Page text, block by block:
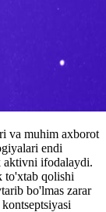
va muhim axborot
endi
aktivni ifodalaydi.
to'xtab qolishi
bo'lmas zarar